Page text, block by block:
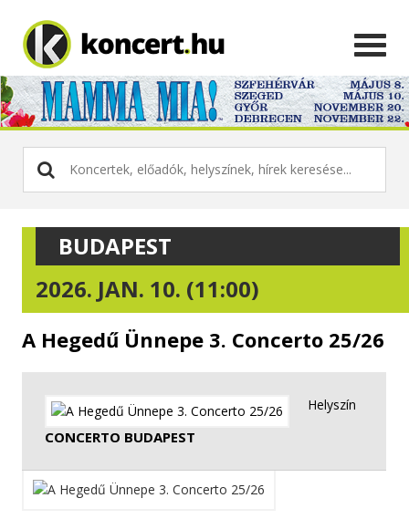
BUDAPEST
2026. JAN. 10. (11:00)
A Hegedű Ünnepe 3. Concerto 25/26
Helyszín
CONCERTO BUDAPEST